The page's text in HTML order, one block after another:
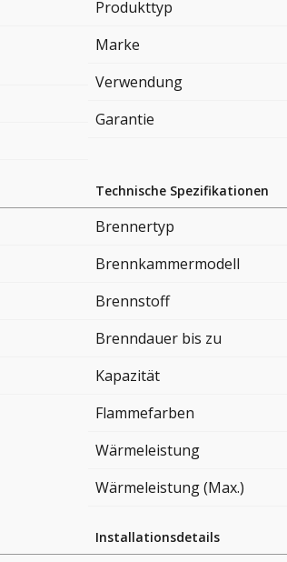
Produkttyp
Marke
Verwendung
Garantie
Technische Spezifikationen
Brennertyp
Brennkammermodell
Brennstoff
Brenndauer bis zu
Kapazität
Flammefarben
Wärmeleistung
Wärmeleistung (Max.)
Installationsdetails